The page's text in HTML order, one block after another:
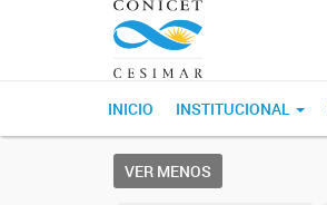
INICIO INSTITUCIONAL
VER MENOS